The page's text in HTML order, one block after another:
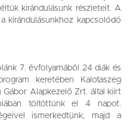
kirándulásunk részleteit. A
kirándulásunkhoz kapcsolódó
7. évfolyamából 24 diák és
keretében Kalotaszeg
Alapkezelő Zrt. által kiírt
töltöttünk el 4 napot.
ismerkedtünk, majd a